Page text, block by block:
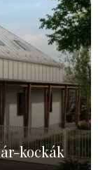
kockák